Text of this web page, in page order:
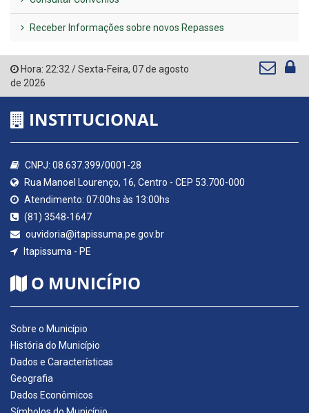
Receber Informações sobre novos Repasses
Hora: 22:32/Sexta-Feira, 07 de agosto
de 2026
INSTITUCIONAL
CNPJ: 08.637.399/0001-28
Rua Manoel Lourenço, 16, Centro - CEP 53.700-000
Atendimento: 07:00hs às 13:00hs
(81) 3548-1647
ouvidoria@itapissuma.pe.gov.br
Itapissuma - PE
O MUNICÍPIO
Sobre o Município
História do Município
Dados e Características
Geografia
Dados Econômicos